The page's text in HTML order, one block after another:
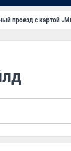
проезд с картой